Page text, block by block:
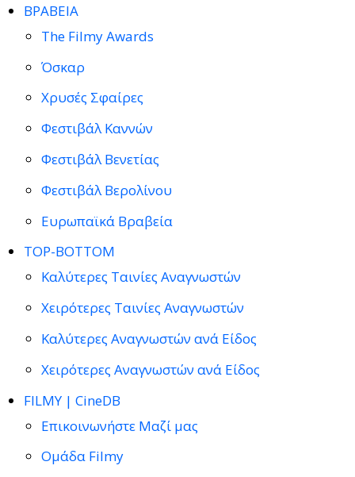
ΒΡΑΒΕΙΑ
The Filmy Awards
Όσκαρ
Χρυσές Σφαίρες
Φεστιβάλ Καννών
Φεστιβάλ Βενετίας
Φεστιβάλ Βερολίνου
Ευρωπαϊκά Βραβεία
TOP-BOTTOM
Καλύτερες Ταινίες Αναγνωστών
Χειρότερες Ταινίες Αναγνωστών
Καλύτερες Αναγνωστών ανά Είδος
Χειρότερες Αναγνωστών ανά Είδος
FILMY | CineDB
Επικοινωνήστε Μαζί μας
Ομάδα Filmy